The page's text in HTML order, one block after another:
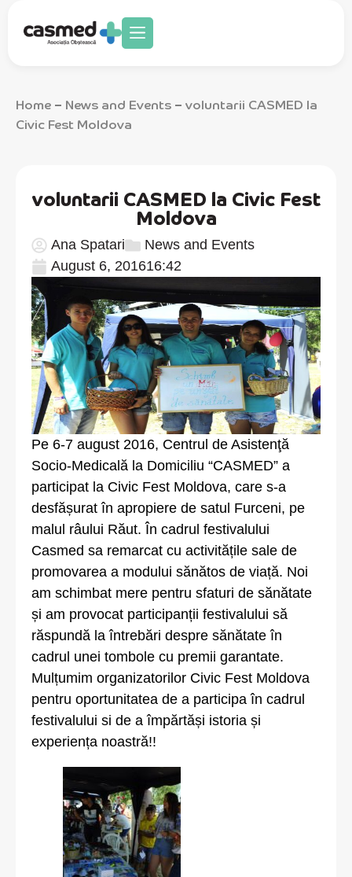
Home – News and Events – voluntarii CASMED la
Civic Fest Moldova
voluntarii CASMED la Civic Fest
Moldova
Ana Spatari
News and Events
August 6, 201616:42
Pe 6-7 august 2016, Centrul de Asistenţă
Socio-Medicală la Domiciliu “CASMED” a
participat la Civic Fest Moldova, care s-a
desfășurat în apropiere de satul Furceni, pe
malul râului Răut. În cadrul festivalului
Casmed sa remarcat cu activitățile sale de
promovarea a modului sănătos de viață. Noi
am schimbat mere pentru sfaturi de sănătate
și am provocat participanții festivalului să
răspundă la întrebări despre sănătate în
cadrul unei tombole cu premii garantate.
Mulțumim organizatorilor Civic Fest Moldova
pentru oportunitatea de a participa în cadrul
festivalului si de a împărtăși istoria și
experiența noastră!!